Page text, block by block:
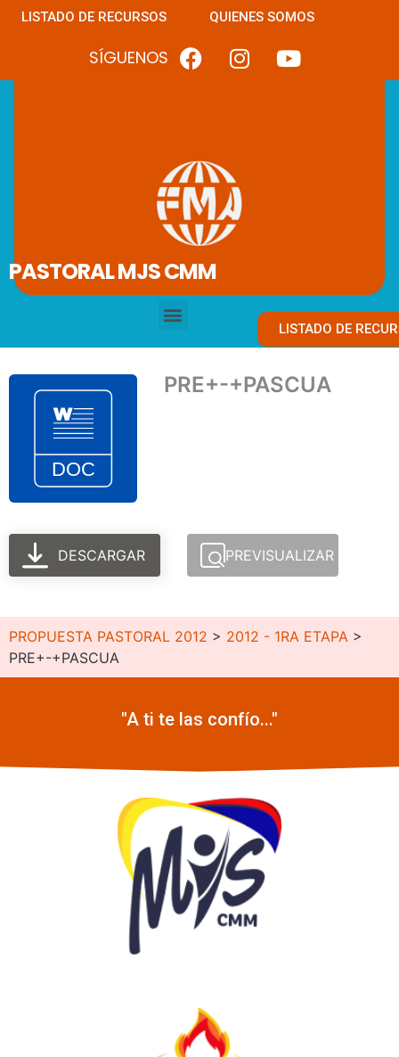
LISTADO DE RECURSOS QUIENES SOMOS
SÍGUENOS
PASTORAL MJS CMM
LISTADO DE
PRE+-+PASCUA
DESCARGAR PREVISUALIZAR
PROPUESTA PASTORAL 2012 > 2012 - 1RA ETAPA >
PRE+-+PASCUA
"A ti te las confío..."